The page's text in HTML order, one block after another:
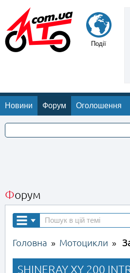
Події
Новини Форум Оголошення
Форум
Головна » Мотоцикли »
SHINERAY XY 200